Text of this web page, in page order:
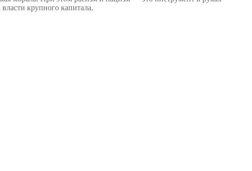
крупного капитала.